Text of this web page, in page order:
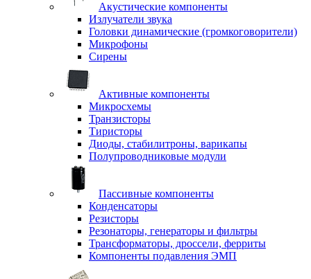
Акустические компоненты
Излучатели звука
Головки динамические (громкоговорители)
Микрофоны
Сирены
Активные компоненты
Микросхемы
Транзисторы
Тиристоры
Диоды, стабилитроны, варикапы
Полупроводниковые модули
Пассивные компоненты
Конденсаторы
Резисторы
Резонаторы, генераторы и фильтры
Трансформаторы, дроссели, ферриты
Компоненты подавления ЭМП